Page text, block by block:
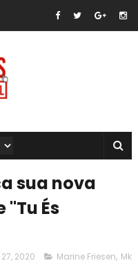
sua nova
És
2020 Marine Friesen, Mk